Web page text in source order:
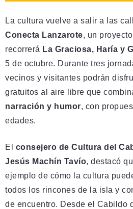
La cultura vuelve a salir a las
Conecta Lanzarote, un
recorrerá La Graciosa, Haría y
5 de octubre. Durante tres
vecinos y visitantes podrán
gratuitos al aire libre que
narración y humor, con
edades.
El consejero de Cultura del
Jesús Machín Tavío, destacó
ejemplo de cómo la cultura
todos los rincones de la isla y
de encuentro. Desde el Cabildo